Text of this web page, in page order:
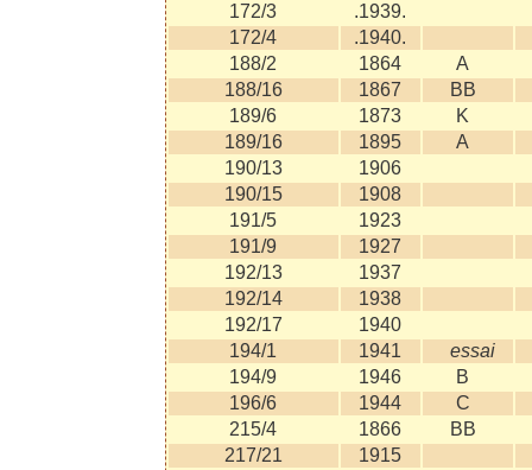
172/3
.1939.
172/4
.1940.
188/2
1864
A
188/16
1867
BB
189/6
1873
K
189/16
1895
A
190/13
1906
190/15
1908
191/5
1923
191/9
1927
192/13
1937
192/14
1938
192/17
1940
194/1
1941
essai
194/9
1946
B
196/6
1944
C
215/4
1866
BB
217/21
1915